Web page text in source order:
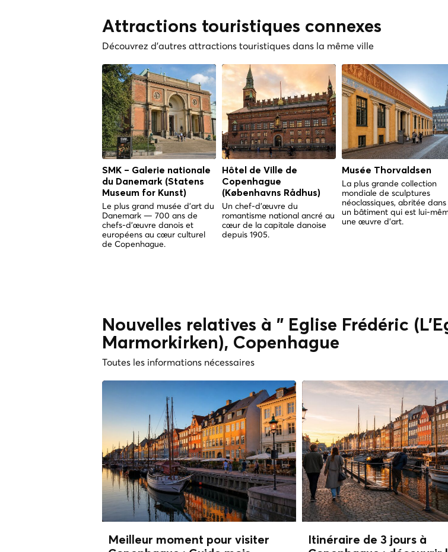
Attractions touristiques connexes
Découvrez d'autres attractions touristiques dans la même ville
SMK – Galerie nationale
du Danemark (Statens
Museum for Kunst)
Le plus grand musée d'art du
Danemark — 700 ans de
chefs-d'œuvre danois et
européens au cœur culturel
de Copenhague.
Hôtel de Ville de
Copenhague
(Københavns Rådhus)
Un chef-d'œuvre du
romantisme national ancré au
cœur de la capitale danoise
depuis 1905.
Musée Thorvaldsen
La plus grande collection
mondiale de sculptures
néoclassiques, abritée dans
un bâtiment qui est lui-
une œuvre d'art.
Nouvelles relatives à " Église Frédéric
Marmorkirken), Copenhague
Toutes les informations nécessaires
Meilleur moment pour visiter
Itinéraire de 3 jours à